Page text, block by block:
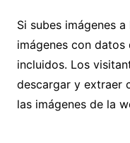
Si subes imágenes
imágenes con datos
incluidos. Los
descargar y extraer
las imágenes de la